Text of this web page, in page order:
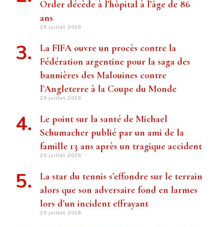
Order décède à l’hôpital à l’âge de 86
ans
29 juillet 2026
La FIFA ouvre un procès contre la
Fédération argentine pour la saga des
bannières des Malouines contre
l’Angleterre à la Coupe du Monde
29 juillet 2026
Le point sur la santé de Michael
Schumacher publié par un ami de la
famille 13 ans après un tragique accident
29 juillet 2026
La star du tennis s’effondre sur le terrain
alors que son adversaire fond en larmes
lors d’un incident effrayant
29 juillet 2026